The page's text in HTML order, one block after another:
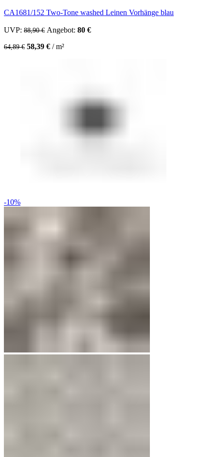
CA1681/152 Two-Tone washed Leinen Vorhänge blau
UVP: 88,90€ Ursprünglicher Preis war: 88,90 €
Angebot: 80 €
64,89€ 58,39 € /m²
-10%